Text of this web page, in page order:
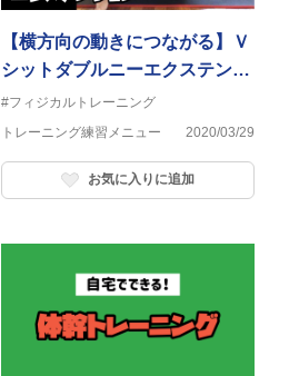
【横方向の動きにつながる】Ｖ
シットダブルニーエクステンシ
ョン
#フィジカルトレーニング
トレーニング練習メニュー
2020/03/29
お気に入りに追加